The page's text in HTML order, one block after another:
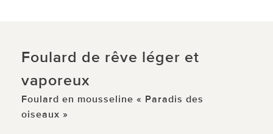
Foulard de rêve léger et
vaporeux
Foulard en mousseline « Paradis des
oiseaux »